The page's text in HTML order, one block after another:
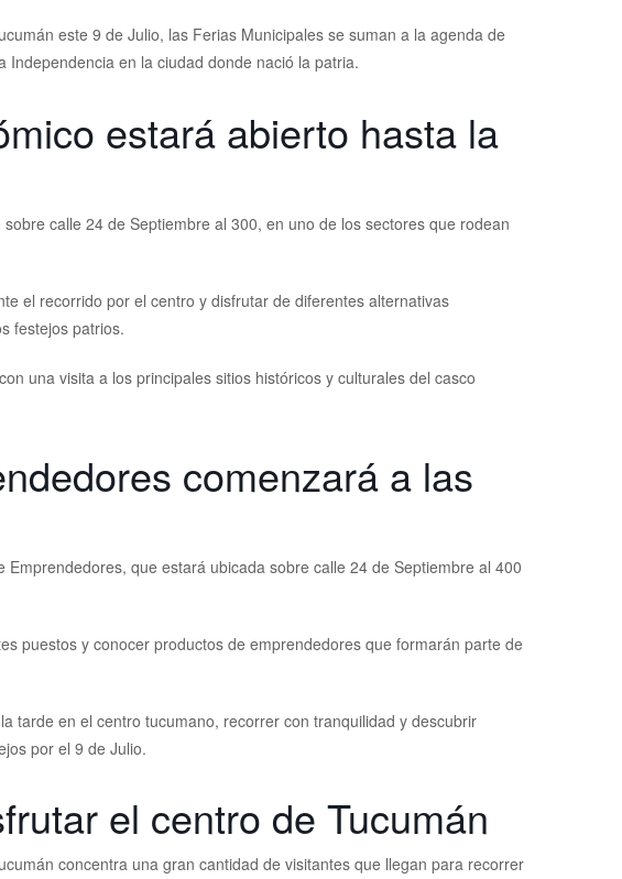
este 9 de Julio, las Ferias Municipales se suman a la agenda de
en la ciudad donde nació la patria.
estará abierto hasta la
calle 24 de Septiembre al 300, en uno de los sectores que rodean
el recorrido por el centro y disfrutar de diferentes alternativas
festejos patrios.
una visita a los principales sitios históricos y culturales del casco
comenzará a las
que estará ubicada sobre calle 24 de Septiembre al 400
puestos y conocer productos de emprendedores que formarán parte de
tarde en el centro tucumano, recorrer con tranquilidad y descubrir
por el 9 de Julio.
el centro de Tucumán
concentra una gran cantidad de visitantes que llegan para recorrer